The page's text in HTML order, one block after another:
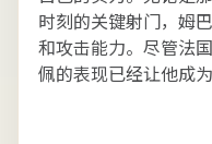
时刻的关键射门，姆
和攻击能力。尽管法
佩的表现已经让他成